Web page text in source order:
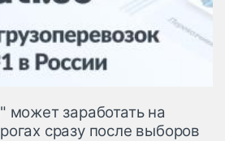
может заработать на
сразу после выборов